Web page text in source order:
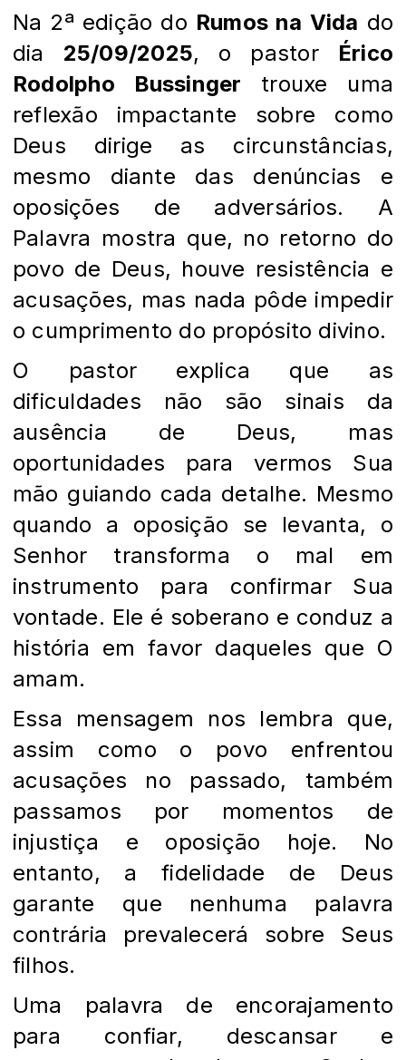
Na 2ª edição do Rumos na Vida do
dia 25/09/2025, o pastor Érico
Rodolpho Bussinger trouxe uma
reflexão impactante sobre como
Deus dirige as circunstâncias,
mesmo diante das denúncias e
oposições de adversários. A
Palavra mostra que, no retorno do
povo de Deus, houve resistência e
acusações, mas nada pôde impedir
o cumprimento do propósito divino.
O pastor explica que as
dificuldades não são sinais da
ausência de Deus, mas
oportunidades para vermos Sua
mão guiando cada detalhe. Mesmo
quando a oposição se levanta, o
Senhor transforma o mal em
instrumento para confirmar Sua
vontade. Ele é soberano e conduz a
história em favor daqueles que O
amam.
Essa mensagem nos lembra que,
assim como o povo enfrentou
acusações no passado, também
passamos por momentos de
injustiça e oposição hoje. No
entanto, a fidelidade de Deus
garante que nenhuma palavra
contrária prevalecerá sobre Seus
filhos.
Uma palavra de encorajamento
para confiar, descansar e